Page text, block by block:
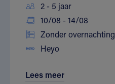
2 - 5 jaar
10/08 - 14/08
Zonder overnachting
Heyo
Lees meer